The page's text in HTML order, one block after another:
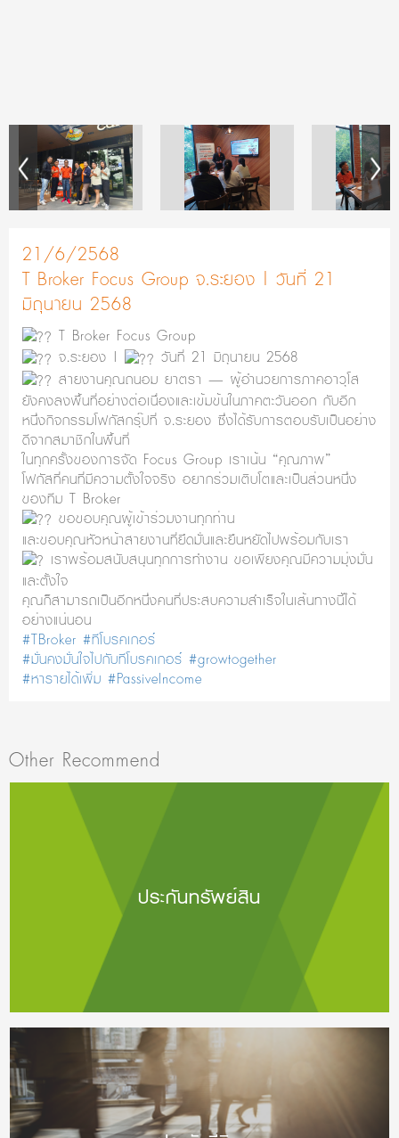
21/6/2568
T Broker Focus Group จ.ระยอง | วันที่ 21
มิถุนายน 2568
T Broker Focus Group
จ.ระยอง |
วันที่ 21 มิถุนายน 2568
สายงานคุณถนอม ยาตรา — ผู้อำนวยการภาคอาวุโส
ยังคงลงพื้นที่อย่างต่อเนื่องและเข้มข้นในภาคตะวันออก กับอีก
หนึ่งกิจกรรมโฟกัสกรุ๊ปที่ จ.ระยอง ซึ่งได้รับการตอบรับเป็นอย่าง
ดีจากสมาชิกในพื้นที่
ในทุกครั้งของการจัด Focus Group เราเน้น “คุณภาพ”
โฟกัสที่คนที่มีความตั้งใจจริง อยากร่วมเติบโตและเป็นส่วนหนึ่ง
ของทีม T Broker
ขอขอบคุณผู้เข้าร่วมงานทุกท่าน
และขอบคุณหัวหน้าสายงานที่ยึดมั่นและยืนหยัดไปพร้อมกับเรา
เราพร้อมสนับสนุนทุกการทำงาน ขอเพียงคุณมีความมุ่งมั่น
และตั้งใจ
คุณก็สามารถเป็นอีกหนึ่งคนที่ประสบความสำเร็จในเส้นทางนี้ได้
อย่างแน่นอน
#TBroker #ทีโบรคเกอร์
#มั่นคงมั่นใจไปกับทีโบรคเกอร์ #growtogether
#หารายได้เพิ่ม #PassiveIncome
Other Recommend
ประกันทรัพย์สิน